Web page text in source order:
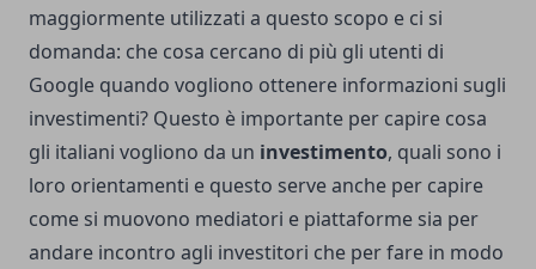
maggiormente utilizzati a questo scopo e ci si
domanda: che cosa cercano di più gli utenti di
Google quando vogliono ottenere informazioni sugli
investimenti? Questo è importante per capire cosa
gli italiani vogliono da un investimento, quali sono i
loro orientamenti e questo serve anche per capire
come si muovono mediatori e piattaforme sia per
andare incontro agli investitori che per fare in modo